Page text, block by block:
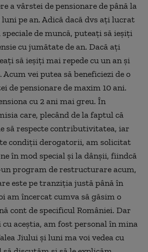
a vârstei de pensionare de până la
luni pe an. Adică dacă dvs ați lucrat
de muncă, puteați să ieșiți
cu jumătate de an. Dacă ați
să ieșiți mai repede cu un an și
Acum vei putea să beneficiezi de o
de pensionare de maxim 10 ani.
cu 2 ani mai greu. În
care, plecând de la faptul că
să respecte contributivitatea, iar
condiții derogatorii, am solicitat
în mod special și la dânșii, fiindcă
program de restructurare acum,
este pe tranziția justă până în
am încercat cumva să găsim o
cont de specificul României. Dar
aceștia, am fost personal în mina
Jiului și luni ma voi vedea cu